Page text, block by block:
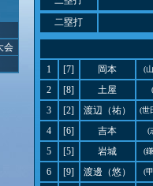
会
二塁打
1 [7] 岡本 (
2 [8] 土屋
3 [2] 渡辺（祐） (世
4 [6] 吉本 (
5 [5] 岩城 (
6 [9] 渡邊（悠） (